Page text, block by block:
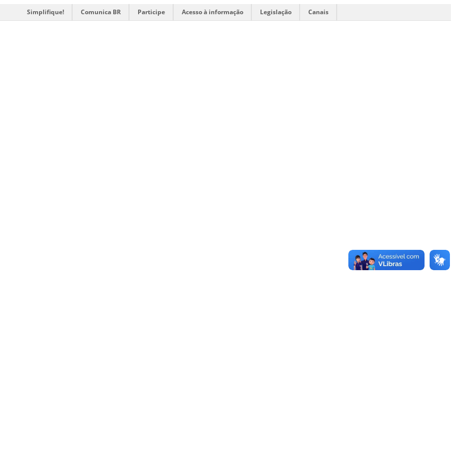
Simplifique! Comunica BR Participe Acesso à informação Legislação Canais